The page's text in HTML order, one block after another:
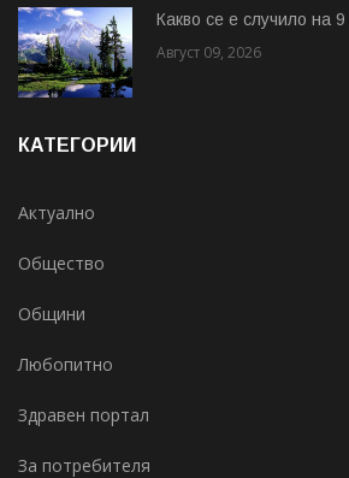
Какво се е случило на 9
Август 09, 2026
КАТЕГОРИИ
Актуално
Общество
Общини
Любопитно
Здравен портал
За потребителя